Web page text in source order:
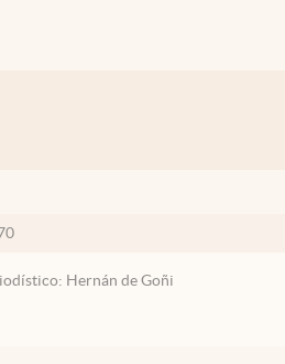
Hernán de Goñi